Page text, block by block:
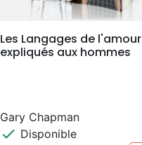
search APERÇU RAPIDE
Les Langages de l'amour
expliqués aux hommes
Gary Chapman
check Disponible